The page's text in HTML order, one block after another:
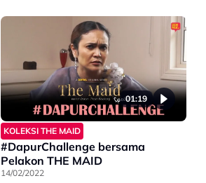
01:19
KOLEKSI THE MAID
#DapurChallenge bersama
Pelakon THE MAID
14/02/2022